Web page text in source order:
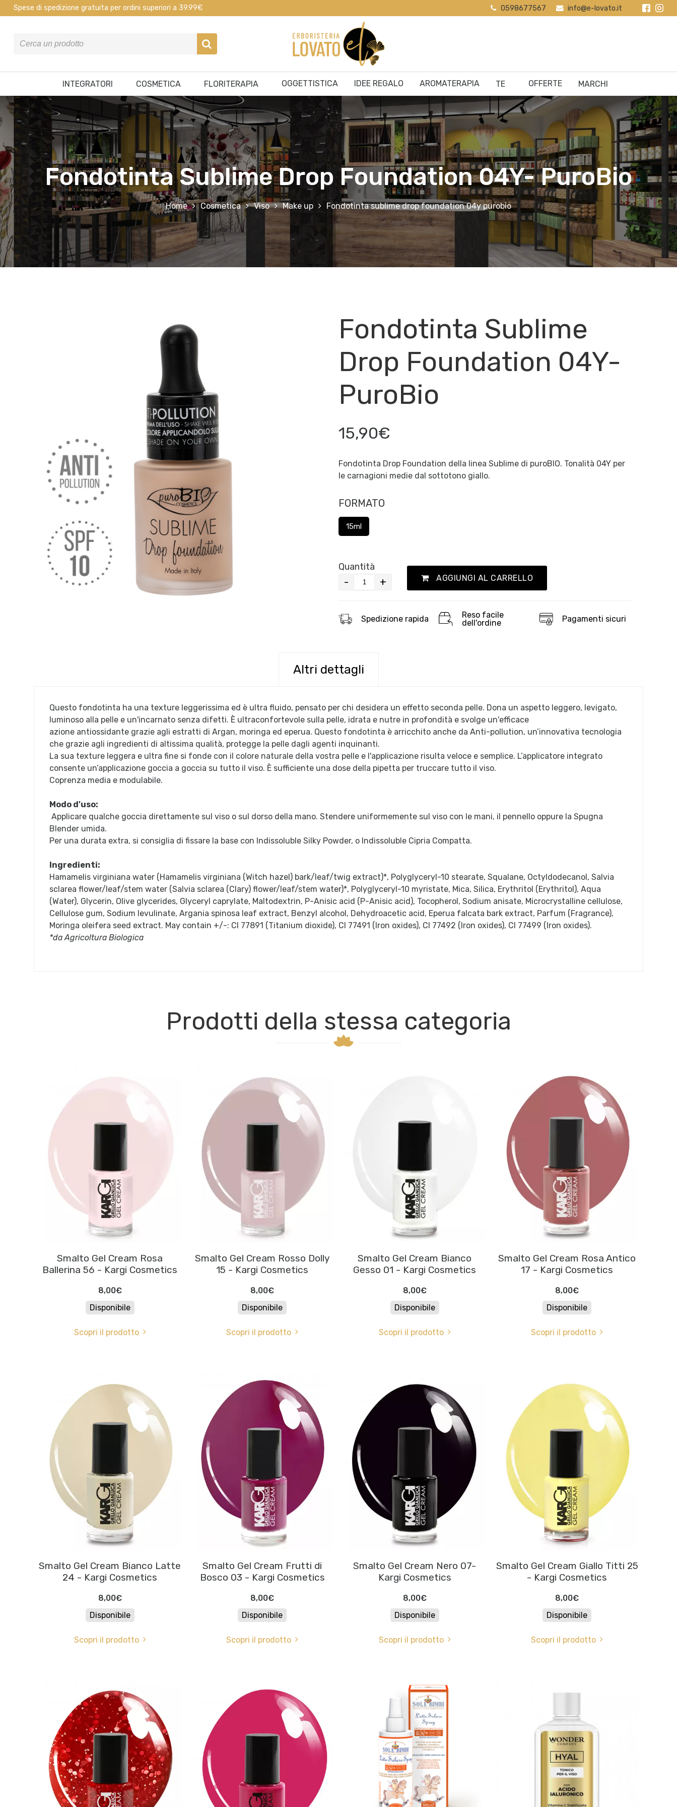
Spese di spedizione gratuita per ordini superiori a 39.99€ 0598677567 info@e-lovato.it
INTEGRATORI COSMETICA FLORITERAPIA OGGETTISTICA IDEE REGALO AROMATERAPIA TE OFFERTE MARCHI
Fondotinta Sublime Drop Foundation 04Y- PuroBio
Home Cosmetica Viso Make up Fondotinta sublime drop foundation 04y purobio
Fondotinta Sublime
Drop Foundation 04Y-
PuroBio
15,90€
Fondotinta Drop Foundation della linea Sublime di puroBIO. Tonalità 04Y per
le carnagioni medie dal sottotono giallo.
FORMATO
15ml
Quantità
- + AGGIUNGI AL CARRELLO
Spedizione rapida
Reso facile
dell'ordine
Pagamenti sicuri
Altri dettagli
Questo fondotinta ha una texture leggerissima ed è ultra fluido, pensato per chi desidera un effetto seconda pelle. Dona un aspetto leggero, levigato,
luminoso alla pelle e un'incarnato senza difetti. È ultraconfortevole sulla pelle, idrata e nutre in profondità e svolge un'efficace
azione antiossidante grazie agli estratti di Argan, moringa ed eperua. Questo fondotinta è arricchito anche da Anti-pollution, un’innovativa tecnologia
che grazie agli ingredienti di altissima qualità, protegge la pelle dagli agenti inquinanti.
La sua texture leggera e ultra fine si fonde con il colore naturale della vostra pelle e l'applicazione risulta veloce e semplice. L’applicatore integrato
consente un’applicazione goccia a goccia su tutto il viso. È sufficiente una dose della pipetta per truccare tutto il viso.
Coprenza media e modulabile.
Modo d'uso:
Applicare qualche goccia direttamente sul viso o sul dorso della mano. Stendere uniformemente sul viso con le mani, il pennello oppure la Spugna
Blender umida.
Per una durata extra, si consiglia di fissare la base con Indissoluble Silky Powder, o Indissoluble Cipria Compatta.
Ingredienti:
Hamamelis virginiana water (Hamamelis virginiana (Witch hazel) bark/leaf/twig extract)*, Polyglyceryl-10 stearate, Squalane, Octyldodecanol, Salvia
sclarea flower/leaf/stem water (Salvia sclarea (Clary) flower/leaf/stem water)*, Polyglyceryl-10 myristate, Mica, Silica, Erythritol (Erythritol), Aqua
(Water), Glycerin, Olive glycerides, Glyceryl caprylate, Maltodextrin, P-Anisic acid (P-Anisic acid), Tocopherol, Sodium anisate, Microcrystalline cellulose,
Cellulose gum, Sodium levulinate, Argania spinosa leaf extract, Benzyl alcohol, Dehydroacetic acid, Eperua falcata bark extract, Parfum (Fragrance),
Moringa oleifera seed extract. May contain +/-: CI 77891 (Titanium dioxide), CI 77491 (Iron oxides), CI 77492 (Iron oxides), CI 77499 (Iron oxides).
*da Agricoltura Biologica
Prodotti della stessa categoria
Smalto Gel Cream Rosa
Ballerina 56 - Kargi Cosmetics
8,00€
Disponibile
Scopri il prodotto
Smalto Gel Cream Rosso Dolly
15 - Kargi Cosmetics
8,00€
Disponibile
Scopri il prodotto
Smalto Gel Cream Bianco
Gesso 01 - Kargi Cosmetics
8,00€
Disponibile
Scopri il prodotto
Smalto Gel Cream Rosa Antico
17 - Kargi Cosmetics
8,00€
Disponibile
Scopri il prodotto
Smalto Gel Cream Bianco Latte
24 - Kargi Cosmetics
8,00€
Disponibile
Scopri il prodotto
Smalto Gel Cream Frutti di
Bosco 03 - Kargi Cosmetics
8,00€
Disponibile
Scopri il prodotto
Smalto Gel Cream Nero 07-
Kargi Cosmetics
8,00€
Disponibile
Scopri il prodotto
Smalto Gel Cream Giallo Titti 25
- Kargi Cosmetics
8,00€
Disponibile
Scopri il prodotto